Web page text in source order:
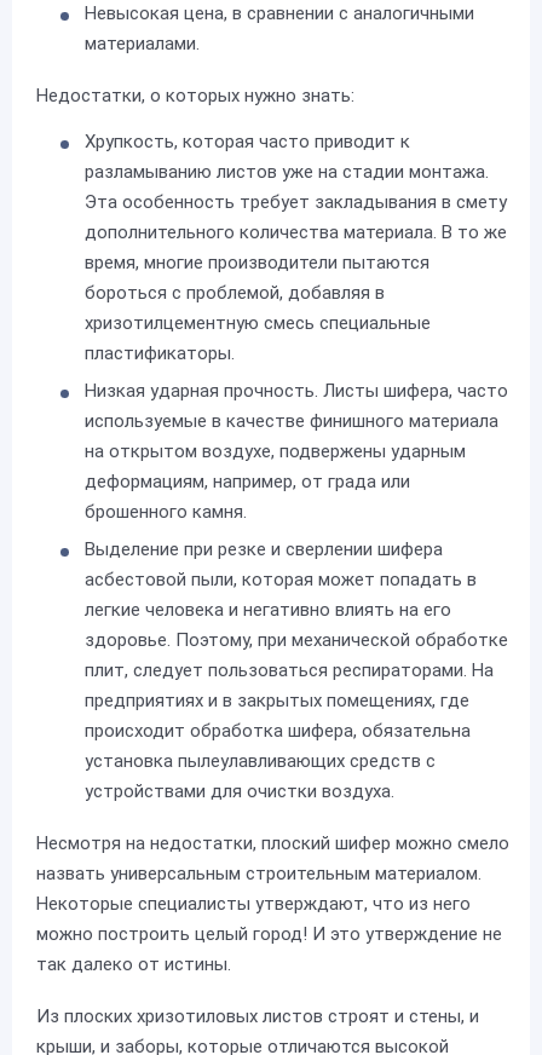
Невысокая цена, в сравнении с аналогичными
материалами.
Недостатки, о которых нужно знать:
Хрупкость, которая часто приводит к
разламыванию листов уже на стадии монтажа.
Эта особенность требует закладывания в смету
дополнительного количества материала. В то же
время, многие производители пытаются
бороться с проблемой, добавляя в
хризотилцементную смесь специальные
пластификаторы.
Низкая ударная прочность. Листы шифера, часто
используемые в качестве финишного материала
на открытом воздухе, подвержены ударным
деформациям, например, от града или
брошенного камня.
Выделение при резке и сверлении шифера
асбестовой пыли, которая может попадать в
легкие человека и негативно влиять на его
здоровье. Поэтому, при механической обработке
плит, следует пользоваться респираторами. На
предприятиях и в закрытых помещениях, где
происходит обработка шифера, обязательна
установка пылеулавливающих средств с
устройствами для очистки воздуха.
Несмотря на недостатки, плоский шифер можно смело
назвать универсальным строительным материалом.
Некоторые специалисты утверждают, что из него
можно построить целый город! И это утверждение не
так далеко от истины.
Из плоских хризотиловых листов строят и стены, и
крыши, и заборы, которые отличаются высокой